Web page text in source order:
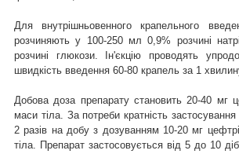
Для внутрішньовенного крапельного
розчиняють у 100-250 мл 0,9% розчині
розчині глюкози. Ін'єкцію проводять
швидкість введення 60-80 крапель за 1
Добова доза препарату становить 20-40 мг
маси тіла. За потреби кратність
2 разів на добу з дозуванням 10-20 мг
тіла. Препарат застосовується від 5 до 10